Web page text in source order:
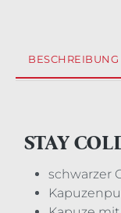
BESCHREIBUNG
STAY
schwarzer